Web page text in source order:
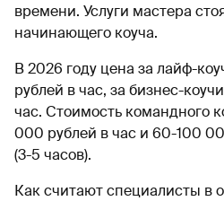
времени. Услуги мастера
начинающего коуча.
В 2026 году цена за лайф-
рублей в час, за бизнес-
час. Стоимость командного
000 рублей в час и 60-100
(3-5 часов).
Как считают специалисты в